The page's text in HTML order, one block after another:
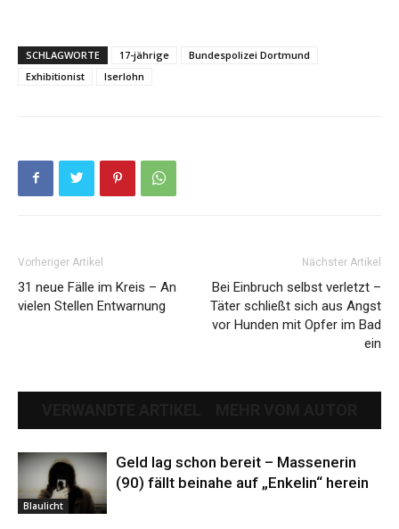
SCHLAGWORTE 17-jährige
Bundespolizei Dortmund
Exhibitionist
Iserlohn
Vorheriger Artikel
31 neue Fälle im Kreis – An
vielen Stellen Entwarnung
Nächster Artikel
Bei Einbruch selbst verletzt –
Täter schließt sich aus Angst
vor Hunden mit Opfer im Bad
ein
Blaulicht
Geld lag schon bereit – Massenerin
(90) fällt beinahe auf „Enkelin“ herein